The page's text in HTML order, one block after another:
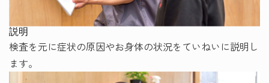
説明
検査を元に症状の原因やお身体の状況をていねいに説明し
ます。